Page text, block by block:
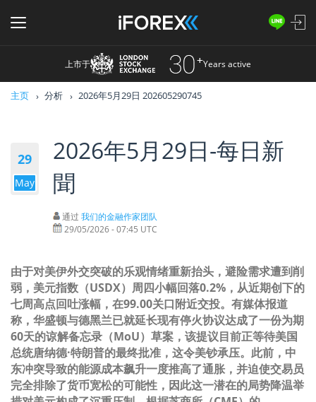
上市于 Years active
主页 分析 2026年5月29日 202605290745
29
May
2026年5月29日-每日新
聞
通过 我们的金融作家团队
29/05/2026 - 07:45 UTC
由于对美伊外交突破的乐观情绪重新抬头，避险需求遭到削
弱，美元指数（USDX）周四小幅回落0.2%，从近期创下的
七周高点回吐涨幅，在99.00关口附近交投。有媒体报道
称，华盛顿与德黑兰已就延长现有停火协议达成了一份为期
60天的谅解备忘录（MoU）草案，该提议目前正等待美国
总统唐纳德·特朗普的最终批准，这令美钞承压。此前，中
东冲突导致的能源成本飙升一度推高了通胀，并迫使交易员
完全排除了货币宽松的可能性，因此这一潜在的局势降温举